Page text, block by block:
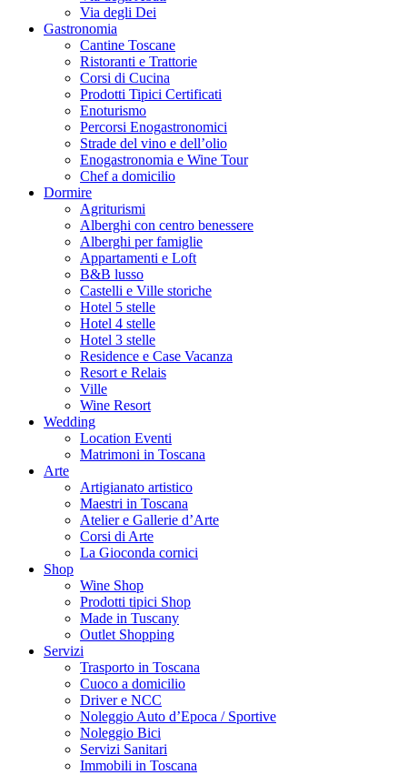
Via degli Dei
Gastronomia
Cantine Toscane
Ristoranti e Trattorie
Corsi di Cucina
Prodotti Tipici Certificati
Enoturismo
Percorsi Enogastronomici
Strade del vino e dell’olio
Enogastronomia e Wine Tour
Chef a domicilio
Dormire
Agriturismi
Alberghi con centro benessere
Alberghi per famiglie
Appartamenti e Loft
B&B lusso
Castelli e Ville storiche
Hotel 5 stelle
Hotel 4 stelle
Hotel 3 stelle
Residence e Case Vacanza
Resort e Relais
Ville
Wine Resort
Wedding
Location Eventi
Matrimoni in Toscana
Arte
Artigianato artistico
Maestri in Toscana
Atelier e Gallerie d’Arte
Corsi di Arte
La Gioconda cornici
Shop
Wine Shop
Prodotti tipici Shop
Made in Tuscany
Outlet Shopping
Servizi
Trasporto in Toscana
Cuoco a domicilio
Driver e NCC
Noleggio Auto d’Epoca / Sportive
Noleggio Bici
Servizi Sanitari
Immobili in Toscana